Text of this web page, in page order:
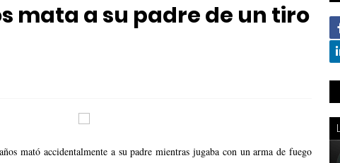
mata a su padre de un tiro
mató accidentalmente a su padre mientras jugaba con un arma de fuego